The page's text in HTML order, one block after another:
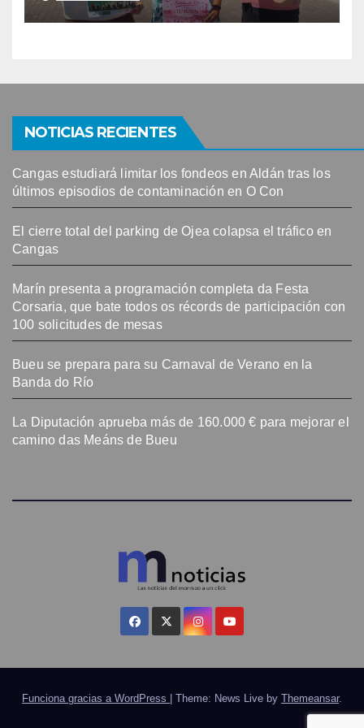
NOTICIAS RECIENTES
Cangas estudiará limitar los fondeos en Aldán tras los
últimos episodios de contaminación en O Con
El cierre total del parking de Ojea colapsa el tráfico en
Cangas
Marín presenta a programación completa da Festa
Corsaria, que bate todos os récords de participación con
100 solicitudes de mesas
Bueu se prepara para su Carnaval de Verano en la
Banda do Río
La Diputación aprueba más de 160.000 € para mejorar el
camino das Meáns de Bueu
Funciona gracias a WordPress Theme: News Live by Themeansar.